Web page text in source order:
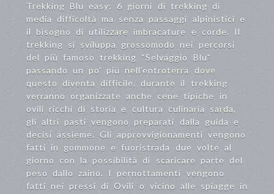
Trekking Blu easy: 6 giorni di trekking di
media difficoltà ma senza passaggi alpinistici e
il bisogno di utilizzare imbracature e corde. Il
trekking si sviluppa grossomodo nei percorsi
del più famoso trekking “Selvaggio Blu”
passando un po’ più nell’entroterra dove
questo diventa difficile. durante il trekking
verranno organizzate anche cene tipiche in
ovili ricchi di storia e cultura culinaria sarda,
gli altri pasti vengono preparati dalla guida e
decisi assieme. Gli approvvigionamenti vengono
fatti in gommone e fuoristrada due volte al
giorno con la possibilità di scaricare parte del
peso dallo zaino. I pernottamenti vengono
fatti nei pressi di Ovili o vicino alle spiagge in